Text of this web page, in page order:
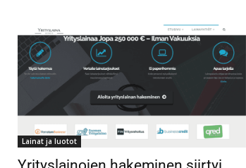
Lainat ja luotot